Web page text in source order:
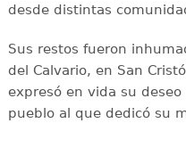
desde distintas
Sus restos fueron
del Calvario, en San
expresó en vida su
pueblo al que dedicó su